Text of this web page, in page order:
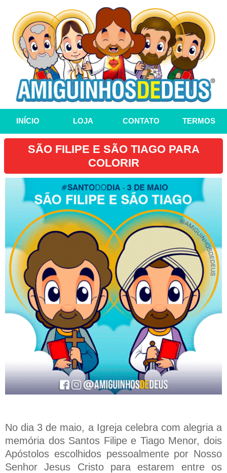
INÍCIO LOJA CONTATO TERMOS
SÃO FILIPE E SÃO TIAGO PARA
COLORIR
No dia 3 de maio, a Igreja celebra com alegria a
memória dos Santos Filipe e Tiago Menor, dois
Apóstolos escolhidos pessoalmente por Nosso
Senhor Jesus Cristo para estarem entre os